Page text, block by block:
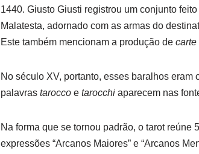
1440. Giusto Giusti registrou um conjunto
Malatesta, adornado com as armas do
Este também mencionam a produção de carte
No século XV, portanto, esses baralhos
palavras taroccoe tarocchiaparecem nas
Na forma que se tornou padrão, o tarot
expressões “Arcanos Maiores” e “Arcanos